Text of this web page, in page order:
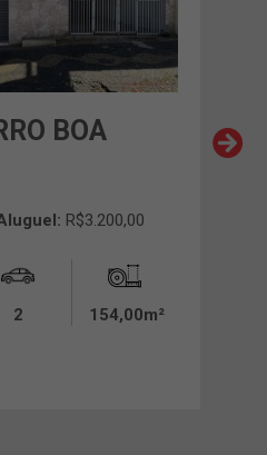
BOA
R$3.200,00
2 154,00m²